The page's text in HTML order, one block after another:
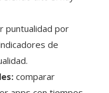
puntualidad por
de
comparar